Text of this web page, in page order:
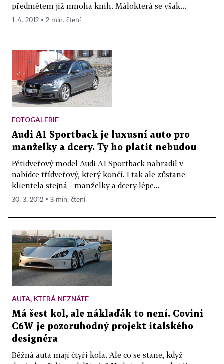
předmětem již mnoha knih. Málokterá se však...
1. 4. 2012 ▪ 2 min. čtení
FOTOGALERIE
Audi A1 Sportback je luxusní auto pro
manželky a dcery. Ty ho platit nebudou
Pětidveřový model Audi A1 Sportback nahradil v
nabídce třídveřový, který končí. I tak ale zůstane
klientela stejná - manželky a dcery lépe...
30. 3. 2012 ▪ 3 min. čtení
AUTA, KTERÁ NEZNÁTE
Má šest kol, ale náklaďák to není. Covini
C6W je pozoruhodný projekt italského
designéra
Běžná auta mají čtyři kola. Ale co se stane, když